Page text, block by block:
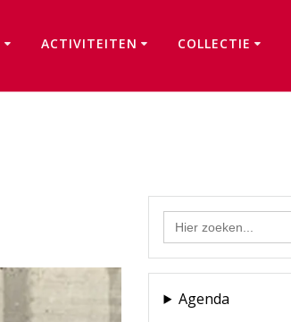
ACTIVITEITEN COLLECTIE
Zoek
naar:
Agenda